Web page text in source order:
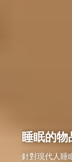
睡眠的
針對現代人睡